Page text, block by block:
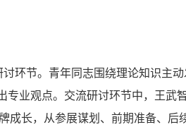
节。青年同志围绕理论知识主
业观点。交流研讨环节中，王
成长，从参展谋划、前期准备、后